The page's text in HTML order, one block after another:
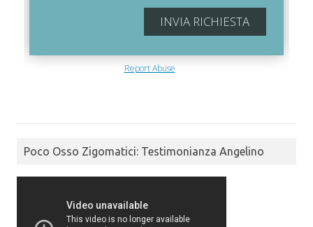
Poco Osso Zigomatici: Testimonianza Angelino